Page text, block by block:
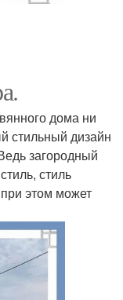
дома ни
стильный дизайн
загородный
стиль
этом может